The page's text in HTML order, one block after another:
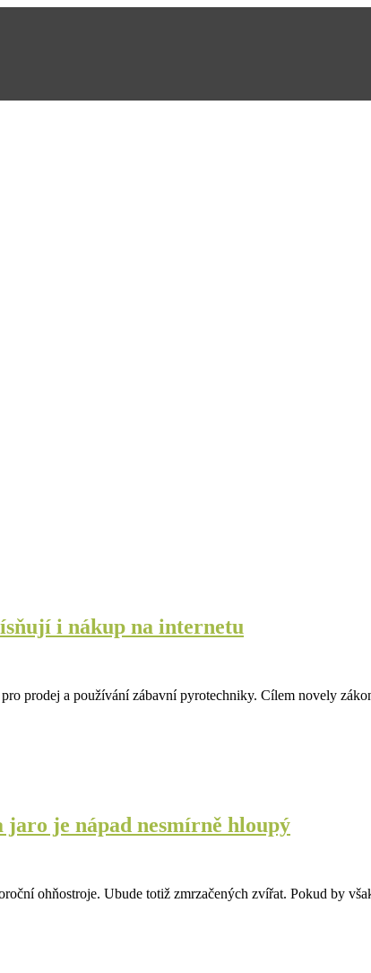
i nákup na internetu
prodej a používání zábavní pyrotechniky. Cílem novely
je nápad nesmírně hloupý
ohňostroje. Ubude totiž zmrzačených zvířat. Pokud by